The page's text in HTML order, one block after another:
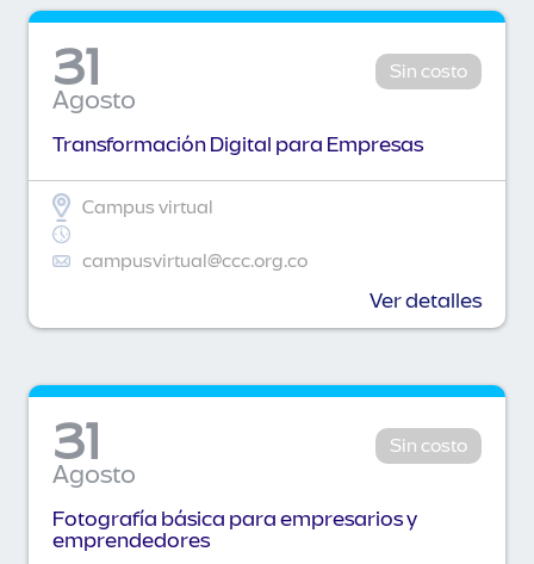
31
Agosto
Sin costo
Transformación Digital para Empresas
Campus virtual
campusvirtual@ccc.org.co
Ver detalles
31
Agosto
Sin costo
Fotografía básica para empresarios y
emprendedores